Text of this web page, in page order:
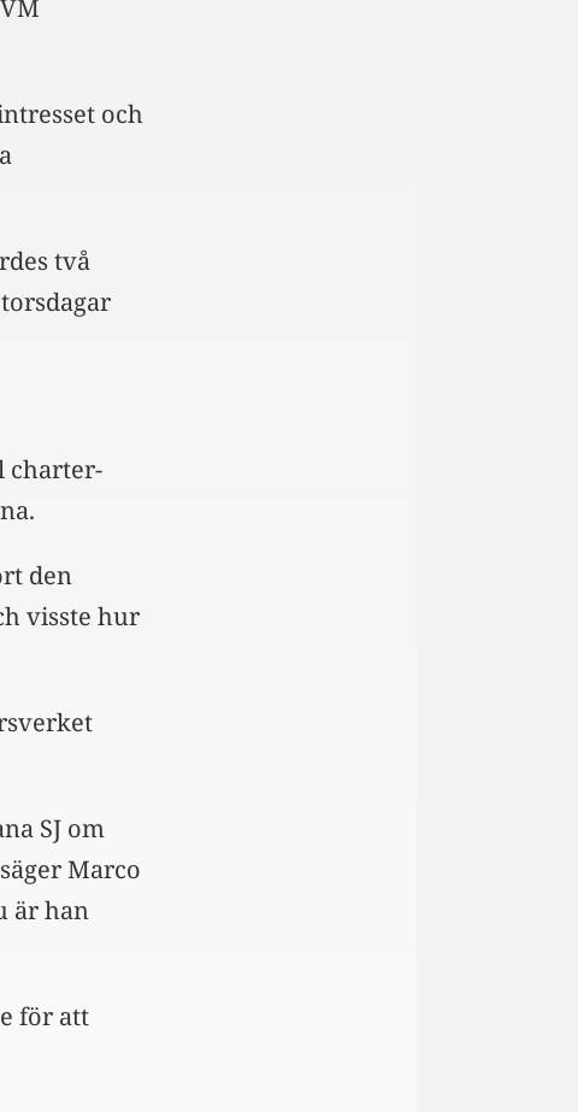
och
två
charter-
den
visste hur
SJ om
Marco
är han
för att